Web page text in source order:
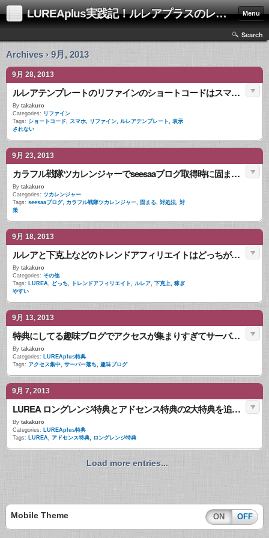
LUREAplus実践記！ルレアプラスのレビューサイト！ Menu
Search
Archives › 9月, 2013
9月 28, 2013
ルレアテンプレートのリファインのショートコードはスマホで表示されない？
By takakuro
Categories: リファイン
Tags: ショートコード, スマホ, リファイン, ルレアテンプレート, 表示
されない
9月 23, 2013
カラフル戦隊ツカレンジャーでseesaaブログ取得時に固まる対処法・対策
By takakuro
Categories: ツカレンジャー
Tags: seesaaブログ, カラフル戦隊ツカレンジャー, 固まる, 対処法, 対
策
9月 18, 2013
ルレアと下克上などのトレンドアフィリエイトはどっちが稼ぎやすい？
By takakuro
Categories: その他
Tags: LUREA, どっち, トレンドアフィリエイト, ルレア, 下克上, 稼ぎ
やすい
9月 13, 2013
特典にしてる趣味ブログでアクセスが集まりすぎてサーバー落ち(汗
By takakuro
Categories: LUREAplus特典
Tags: アクセス集中, サーバー落ち, 趣味ブログ
9月 7, 2013
LUREA ロングレンジ特典とアドセンス特典の2大特典を追加！
By takakuro
Categories: LUREAplus特典
Tags: LUREA, アドセンス特典, ロングレンジ特典
Load more entries...
Mobile Theme ON OFF